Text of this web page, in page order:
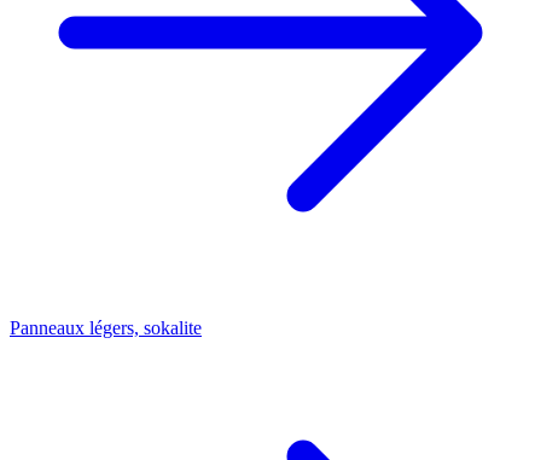
Panneaux légers, sokalite